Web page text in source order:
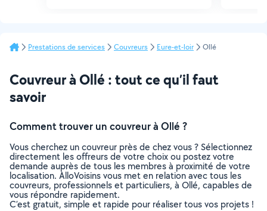
Prestations de services Couvreurs Eure-et-loir Ollé
Couvreur à Ollé : tout ce qu’il faut
savoir
Comment trouver un couvreur à Ollé ?
Vous cherchez un couvreur près de chez vous ? Sélectionnez
directement les offreurs de votre choix ou postez votre
demande auprès de tous les membres à proximité de votre
localisation. AlloVoisins vous met en relation avec tous les
couvreurs, professionnels et particuliers, à Ollé, capables de
vous répondre rapidement.
C’est gratuit, simple et rapide pour réaliser tous vos projets !